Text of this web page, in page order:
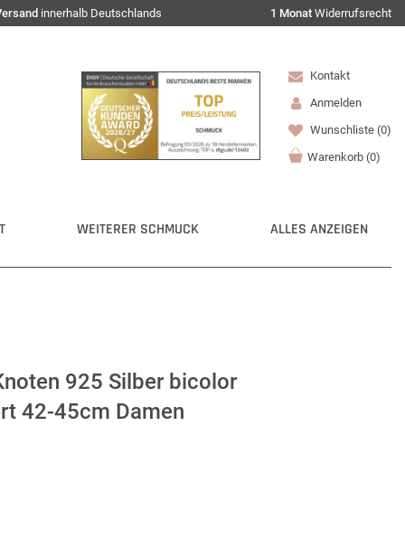
innerhalb Deutschlands 1 Monat Widerrufsrecht
Kontakt
Anmelden
Wunschliste (0)
Warenkorb (0)
WEITERER SCHMUCK ALLES ANZEIGEN
925 Silber bicolor
42-45cm Damen